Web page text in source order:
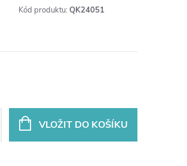
Kód produktu: QK24051
VLOŽIT DO KOŠÍKU